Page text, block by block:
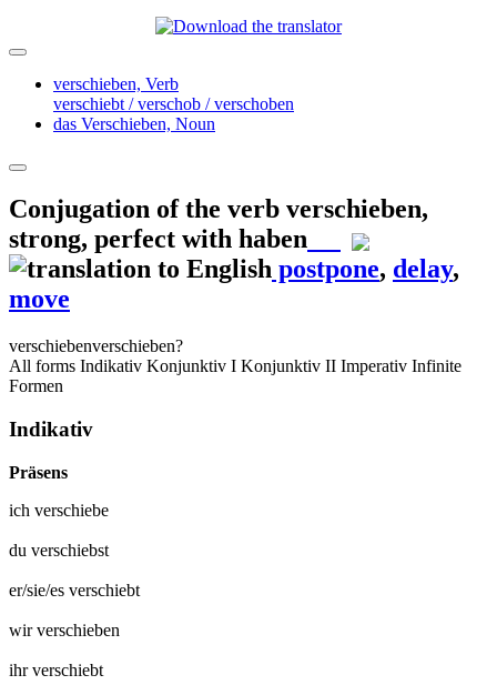
verschieben, Verb
verschiebt / verschob / verschoben
das Verschieben, Noun
Conjugation of the verb verschieben,
strong, perfect with haben
postpone, delay,
move
verschiebenverschieben?
All forms Indikativ Konjunktiv I Konjunktiv II Imperativ Infinite
Formen
Indikativ
Präsens
ich verschiebe
du verschiebst
er/sie/es verschiebt
wirverschieben
ihrverschiebt